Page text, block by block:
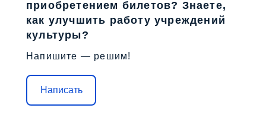
приобретением билетов? Знаете,
как улучшить работу учреждений
культуры?
Напишите — решим!
Написать